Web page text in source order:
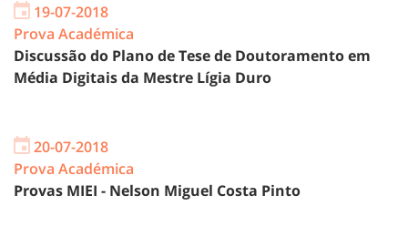
19-07-2018
Prova Académica
Discussão do Plano de Tese de Doutoramento em
Média Digitais da Mestre Lígia Duro
20-07-2018
Prova Académica
Provas MIEI - Nelson Miguel Costa Pinto